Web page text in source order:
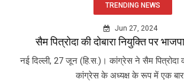
TRENDING NEWS
Jun 27, 2024
सैम पित्रोदा की दोबारा नियुक्ति पर
नई दिल्ली, 27 जून (हि.स.)। कांग्रेस ने सैम
कांग्रेस के अध्यक्ष के रूप में एक